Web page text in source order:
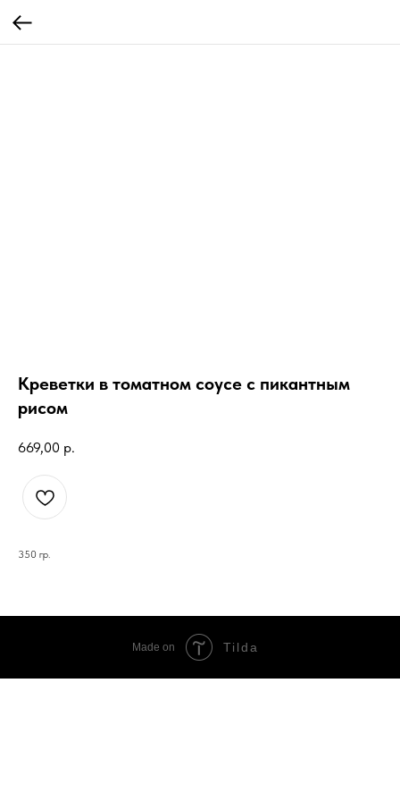
Креветки в томатном соусе с пикантным
рисом
669,00 р.
350 гр.
Made on Tilda